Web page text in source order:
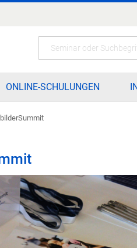
ONLINE-SCHULUNGEN